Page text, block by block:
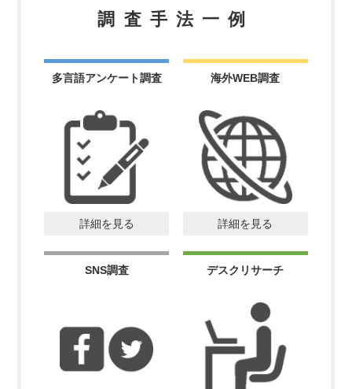
調査手法一例
多言語アンケート調査
詳細を見る
海外WEB調査
詳細を見る
SNS調査 デスクリサーチ